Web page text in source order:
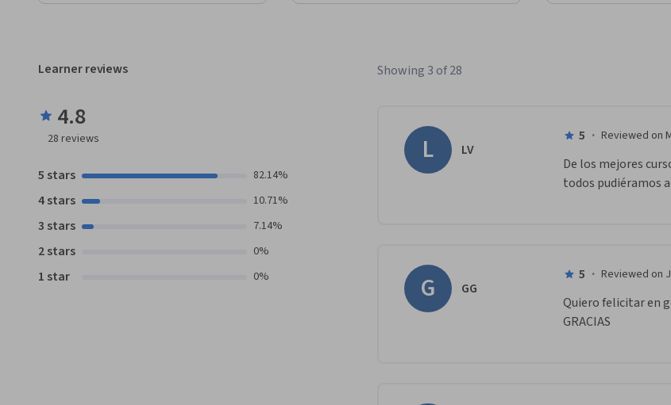
Learner reviews
4.8
28 reviews
5 stars 82.14%
4 stars 10.71%
3 stars 7.14%
2 stars 0%
1 star 0%
Showing 3 of 28
L LV
5 · Reviewed on
De los mejores
todos pudiéramos
G GG
5 · Reviewed on
Quiero felicitar en
GRACIAS